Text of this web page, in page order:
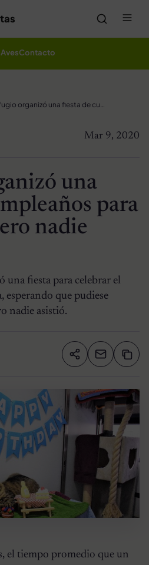
AvesContacto
Refugio organizó una fiesta de cumpleaños para este gato, pero nadie asistió
Mar 9, 2020
una
para
nadie
una fiesta para celebrar el
esperando que pudiese
nadie asistió.
Compartir
el tiempo promedio que un